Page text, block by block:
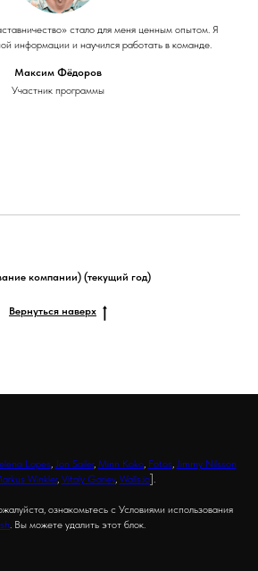
стало для меня ценным опытом. Я
информации и научился работать в команде.
Максим Фёдоров
Участник программы
компании) (текущий год)
Вернуться наверх
Lopes, Jon Sailer, Minn Koko, Fotos, Jimmy Nilsson
Winkler, Vitaly Gariev, Walls.io].
ознакомьтесь с Условиями использования
. Вы можете удалить этот блок.